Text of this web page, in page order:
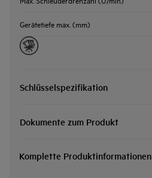
Gerätetiefe max. (mm)
Schlüsselspezifikation
Dokumente zum Produkt
Komplette Produktinformationen